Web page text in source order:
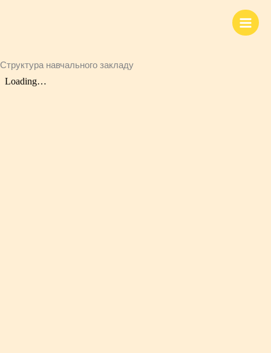
Структура навчального закладу